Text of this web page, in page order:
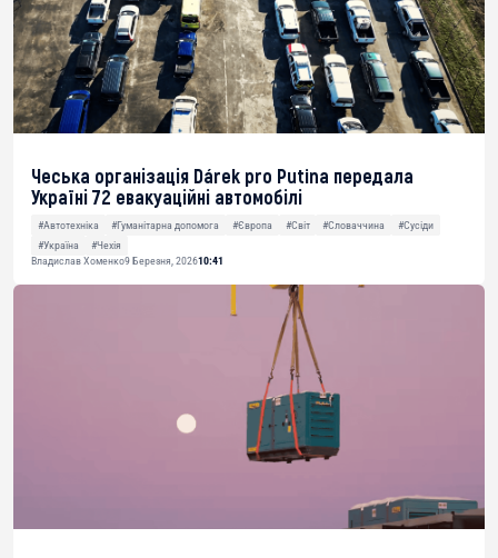
Чеська організація Dárek pro Putina передала
Україні 72 евакуаційні автомобілі
#Автотехніка #Гуманітарна допомога #Європа #Світ #Словаччина
#Сусіди
#Україна
#Чехія
Владислав Хоменко9 Березня, 202610:41